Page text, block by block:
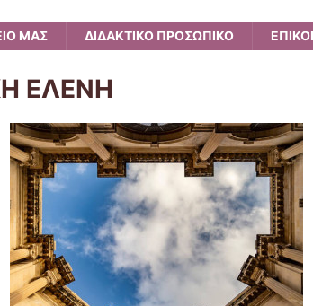
ΜΑΣ ΔΙΔΑΚΤΙΚΟ ΠΡΟΣΩΠΙΚΟ
ΕΛΕΝΗ